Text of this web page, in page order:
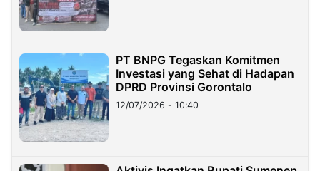
PT BNPG Tegaskan Komitmen
Investasi yang Sehat di Hadapan
DPRD Provinsi Gorontalo
12/07/2026 - 10:40